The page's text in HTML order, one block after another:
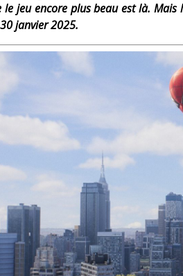
jeu encore plus beau est là.
janvier 2025.